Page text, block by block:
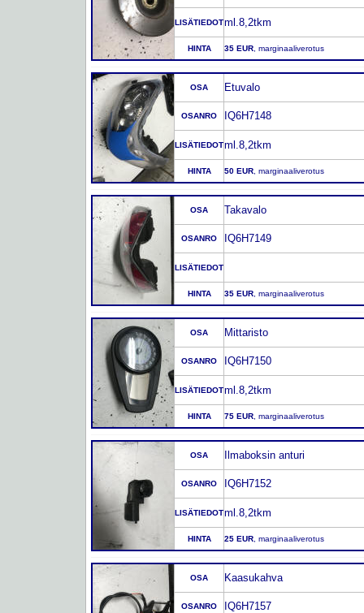
LISÄTIEDOTml.8,2tkm
HINTA 35 EUR , marginaaliverotus
OSA Etuvalo
OSANRO IQ6H7148
LISÄTIEDOTml.8,2tkm
HINTA 50 EUR , marginaaliverotus
OSA Takavalo
OSANRO IQ6H7149
LISÄTIEDOT
HINTA 35 EUR , marginaaliverotus
OSA Mittaristo
OSANRO IQ6H7150
LISÄTIEDOTml.8,2tkm
HINTA 75 EUR , marginaaliverotus
OSA Ilmaboksin anturi
OSANRO IQ6H7152
LISÄTIEDOTml.8,2tkm
HINTA 25 EUR , marginaaliverotus
OSA Kaasukahva
OSANRO IQ6H7157